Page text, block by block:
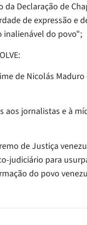
da Declaração de
de expressão e
inalienável do povo";
de Nicolás
aos jornalistas e à
de Justiça
judiciário para
do povo